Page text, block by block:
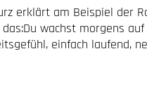
erklärt am Beispiel der
wachst morgens
einfach laufend,